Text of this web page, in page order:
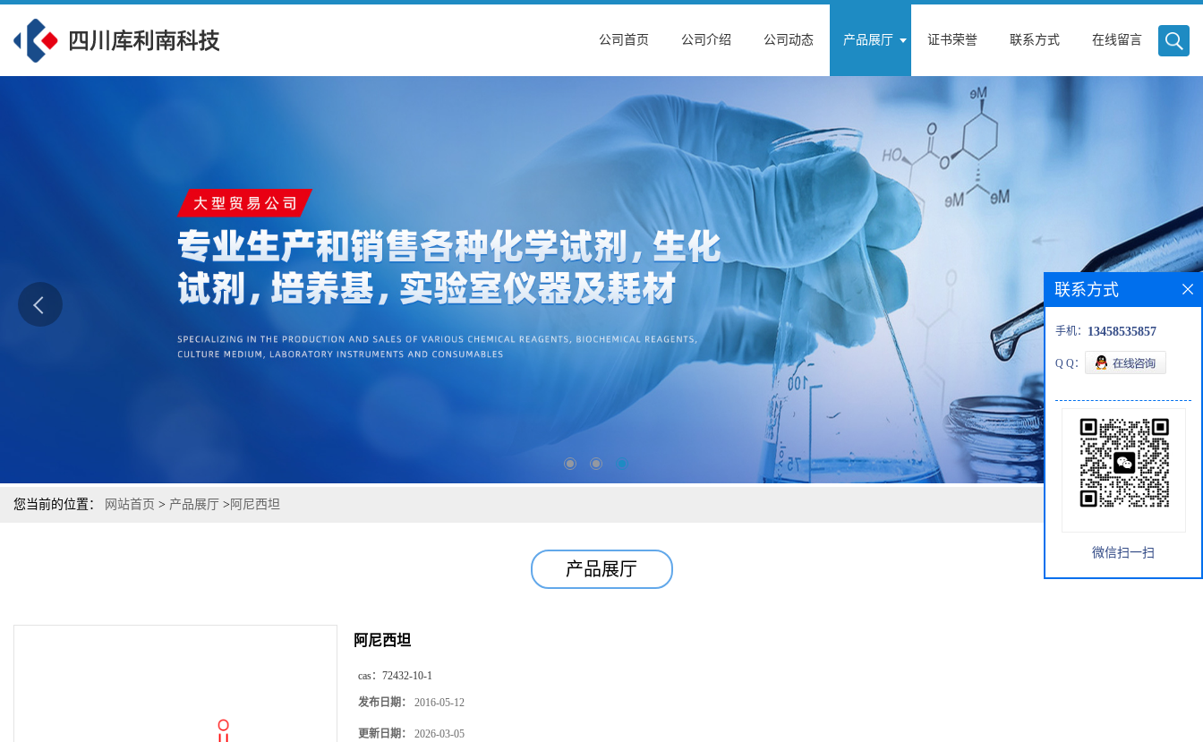
公司首页 公司介绍 公司动态 产品展厅 证书荣誉 联系方式 在线留言
您当前的位置： 网站首页 > 产品展厅 > 阿尼西坦
产品展厅
阿尼西坦
cas： 72432-10-1
发布日期： 2016-05-12
更新日期： 2026-03-05
联系方式
手机： 13458535857
Q Q：
微信扫一扫